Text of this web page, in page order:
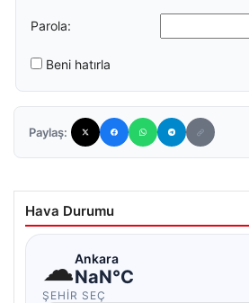
Parola:
Beni hatırla
Paylaş:
Hava Durumu
☁Ankara
NaN°C
ŞEHIR SEÇ